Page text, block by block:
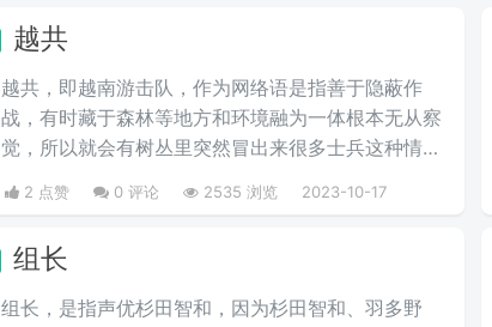
越共
越共，即越南游击队，作为网络语是指善于隐蔽作
战，有时藏于森林等地方和环境融为一体根本无从察
觉，所以就会有树丛里突然冒出来很多士兵这种情
2 点赞 0 评论 2535 浏览 2023-10-17
组长
组长，是指声优杉田智和，因为杉田智和、羽多野